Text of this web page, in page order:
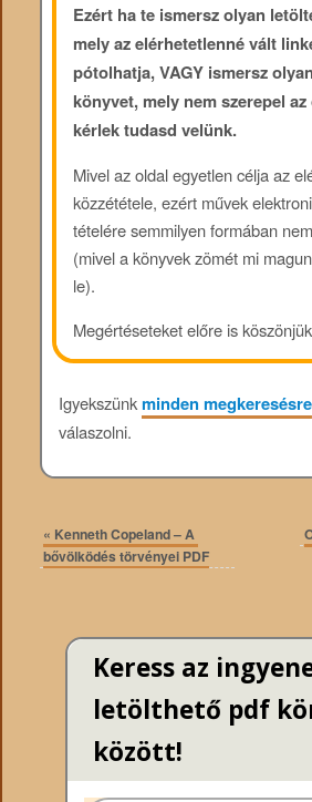
Ezért ha te ismersz olyan
mely az elérhetetlenné vált
pótolhatja, VAGY ismersz
könyvet, mely nem szerepel
kérlek tudasd velünk.
Mivel az oldal egyetlen célja az
közzététele, ezért művek
tételére semmilyen formában
(mivel a könyvek zömét mi
le).
Megértéseteket előre is
Igyekszünkminden megkeresésre
válaszolni.
« Kenneth Copeland – A ​
bővölködés törvényei PDF
Keress az
letölthető pdf
között!